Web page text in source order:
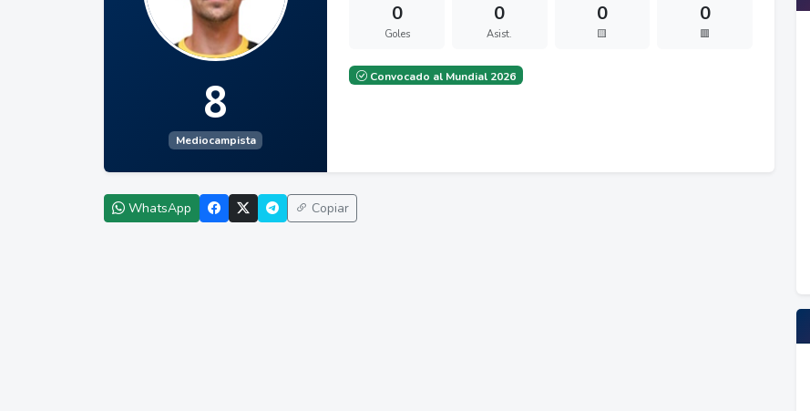
8
Mediocampista
0
Goles
0
Asist.
0
🟨
0
🟥
Convocado al Mundial 2026
WhatsApp Copiar